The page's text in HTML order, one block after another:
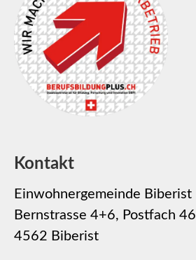
Kontakt
Einwohnergemeinde Biberist
Bernstrasse 4+6, Postfach 46
4562 Biberist